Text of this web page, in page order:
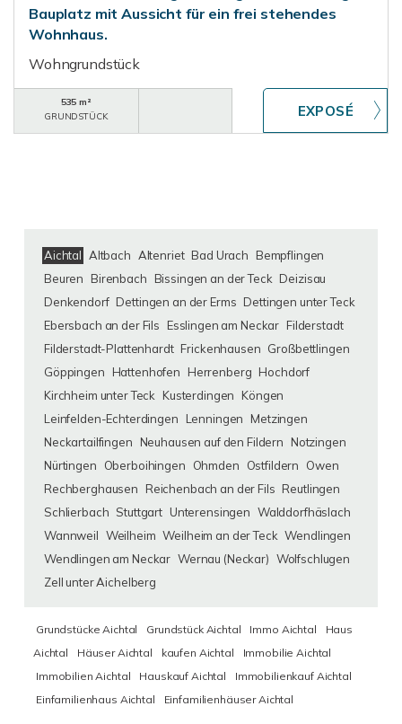
Bauplatz mit Aussicht für ein frei stehendes
Wohnhaus.
Wohngrundstück
535 m²
GRUNDSTÜCK
Aichtal Altbach Altenriet Bad Urach
Bempflingen
Beuren
Birenbach Bissingen an der Teck Deizisau
Denkendorf Dettingen an der Erms Dettingen unter Teck
Ebersbach an der Fils
Esslingen am Neckar Filderstadt
Filderstadt-Plattenhardt Frickenhausen Großbettlingen
Göppingen
Hattenhofen Herrenberg Hochdorf
Kirchheim unter Teck
Kusterdingen
Köngen
Leinfelden-Echterdingen
Lenningen
Metzingen
Neckartailfingen
Neuhausen auf den Fildern
Notzingen
Nürtingen
Oberboihingen Ohmden Ostfildern
Owen
Rechberghausen
Reichenbach an der Fils Reutlingen
Schlierbach Stuttgart Unterensingen Walddorfhäslach
Wannweil Weilheim Weilheim an der Teck Wendlingen
Wendlingen am Neckar Wernau (Neckar) Wolfschlugen
Zell unter Aichelberg
Grundstücke Aichtal Grundstück Aichtal Immo Aichtal
Haus
Aichtal
Häuser Aichtal kaufen Aichtal
Immobilie Aichtal
Immobilien Aichtal
Hauskauf Aichtal
Immobilienkauf Aichtal
Einfamilienhaus Aichtal
Einfamilienhäuser Aichtal